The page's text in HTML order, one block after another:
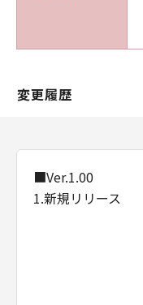
変更履歴
■Ver.1.00
1.新規リリース